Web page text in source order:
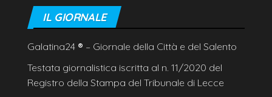
IL GIORNALE
Galatina24 ® – Giornale della Città e del Salento
Testata giornalistica iscritta al n. 11/2020 del
Registro della Stampa del Tribunale di Lecce